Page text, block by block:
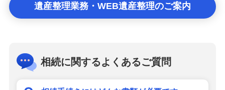
遺産整理業務・WEB遺産整理のご案内
相続に関するよくあるご質問